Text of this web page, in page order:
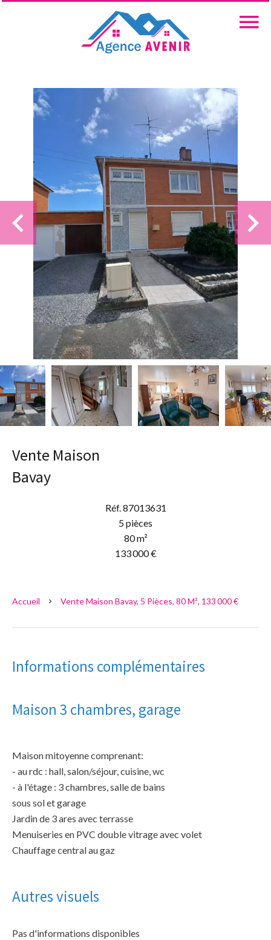
Vente Maison
Bavay
Réf. 87013631
5 pièces
80 m²
133 000 €
Accueil Vente Maison Bavay, 5 Pièces, 80 M², 133 000 €
Informations complémentaires
Maison 3 chambres, garage
Maison mitoyenne comprenant:
- au rdc : hall, salon/séjour, cuisine, wc
- à l'étage : 3 chambres, salle de bains
sous sol et garage
Jardin de 3 ares avec terrasse
Menuiseries en PVC double vitrage avec volet
Chauffage central au gaz
Autres visuels
Pas d'informations disponibles